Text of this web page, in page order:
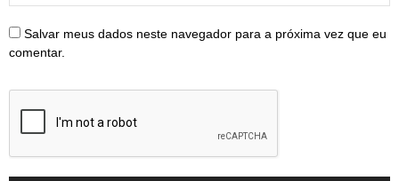
Salvar meus dados neste navegador para a próxima vez que eu
comentar.